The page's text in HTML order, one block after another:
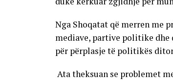
Nga Shoqatat që merren me
mediave, partive politike dhe
për përplasje të politikës
Ata theksuan se problemet